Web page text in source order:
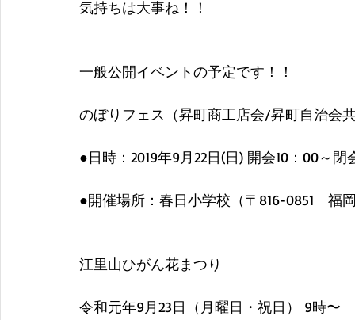
気持ちは大事ね！！
一般公開イベントの予定です！！
のぼりフェス（昇町商工店会/昇町自治会
●日時：2019年9月22日(日) 開会10：00～閉
●開催場所：春日小学校（〒816-0851　福
江里山ひがん花まつり
令和元年9月23日（月曜日・祝日） 9時〜